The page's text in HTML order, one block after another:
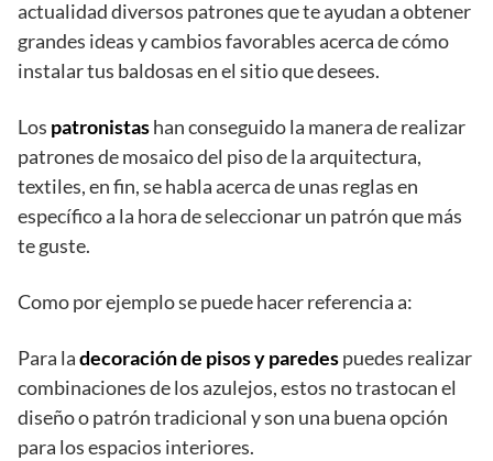
actualidad diversos patrones que te ayudan a obtener
grandes ideas y cambios favorables acerca de cómo
instalar tus baldosas en el sitio que desees.
Los patronistashan conseguido la manera de realizar
patrones de mosaico del piso de la arquitectura,
textiles, en fin, se habla acerca de unas reglas en
específico a la hora de seleccionar un patrón que más
te guste.
Como por ejemplo se puede hacer referencia a:
Para ladecoración de pisos y paredespuedes realizar
combinaciones de los azulejos, estos no trastocan el
diseño o patrón tradicional y son una buena opción
para los espacios interiores.